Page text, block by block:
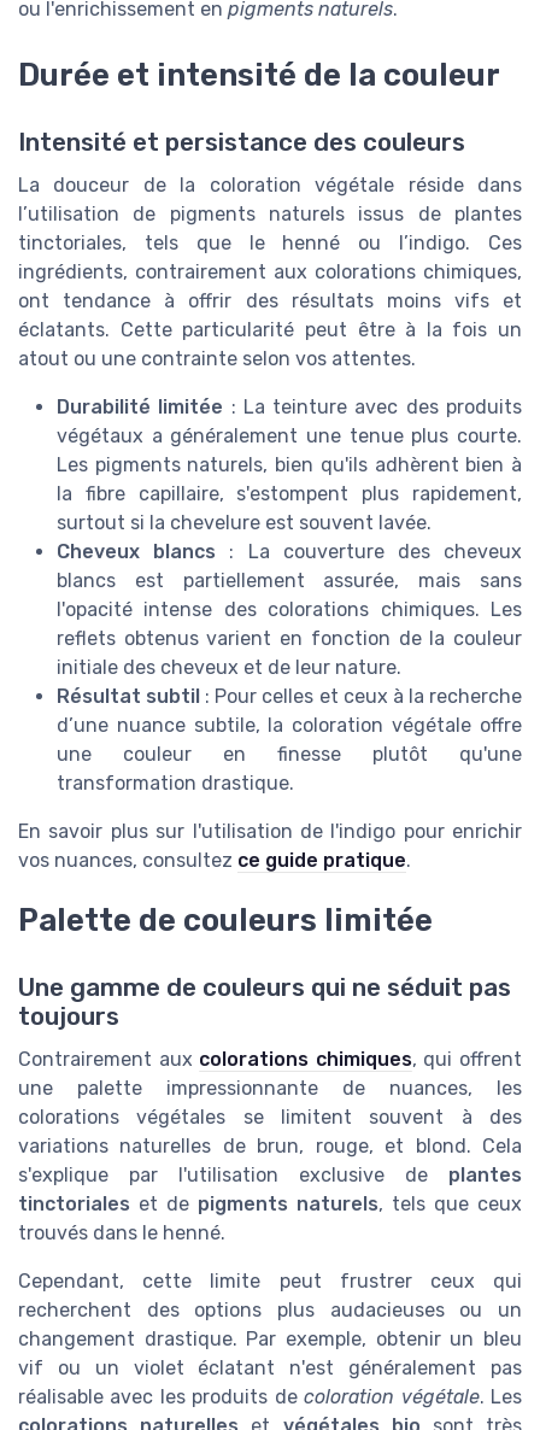
ou l'enrichissement en pigments naturels.
Durée et intensité de la couleur
Intensité et persistance des couleurs
La douceur de la coloration végétale réside dans
l’utilisation de pigments naturels issus de plantes
tinctoriales, tels que le henné ou l’indigo. Ces
ingrédients, contrairement aux colorations chimiques,
ont tendance à offrir des résultats moins vifs et
éclatants. Cette particularité peut être à la fois un
atout ou une contrainte selon vos attentes.
Durabilité limitée : La teinture avec des produits
végétaux a généralement une tenue plus courte.
Les pigments naturels, bien qu'ils adhèrent bien à
la fibre capillaire, s'estompent plus rapidement,
surtout si la chevelure est souvent lavée.
Cheveux blancs : La couverture des cheveux
blancs est partiellement assurée, mais sans
l'opacité intense des colorations chimiques. Les
reflets obtenus varient en fonction de la couleur
initiale des cheveux et de leur nature.
Résultat subtil : Pour celles et ceux à la recherche
d’une nuance subtile, la coloration végétale offre
une couleur en finesse plutôt qu'une
transformation drastique.
En savoir plus sur l'utilisation de l'indigo pour enrichir
vos nuances, consultez ce guide pratique.
Palette de couleurs limitée
Une gamme de couleurs qui ne séduit pas
toujours
Contrairement aux colorations chimiques, qui offrent
une palette impressionnante de nuances, les
colorations végétales se limitent souvent à des
variations naturelles de brun, rouge, et blond. Cela
s'explique par l'utilisation exclusive de plantes
tinctoriales et de pigments naturels, tels que ceux
trouvés dans le henné.
Cependant, cette limite peut frustrer ceux qui
recherchent des options plus audacieuses ou un
changement drastique. Par exemple, obtenir un bleu
vif ou un violet éclatant n'est généralement pas
réalisable avec les produits decoloration végétale. Les